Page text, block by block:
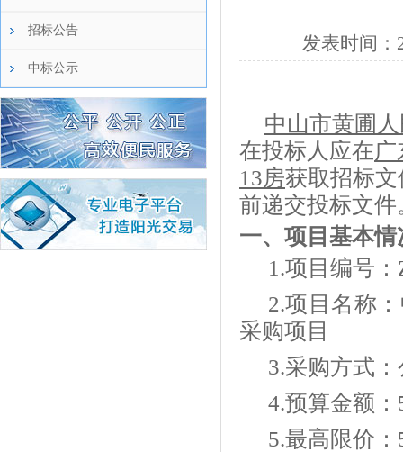
招标公告
中标公示
发表时间：
中山市黄圃
在投标人应在
13房获取招标
前递交投标文件
一、项目基本情
1.项目编号
2.项目名称
采购项目
3.采购方式
4.预算金额：
5.最高限价